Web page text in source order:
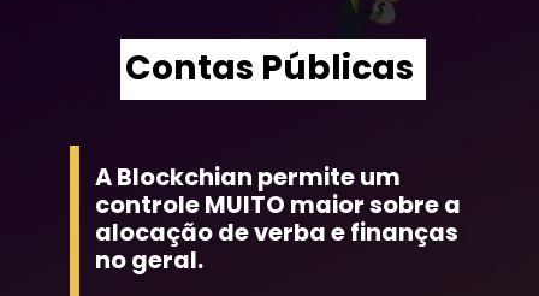
A Blockchian permite um
controle MUITO maior sobre a
alocação de verba e finanças
no geral.
Contas Públicas